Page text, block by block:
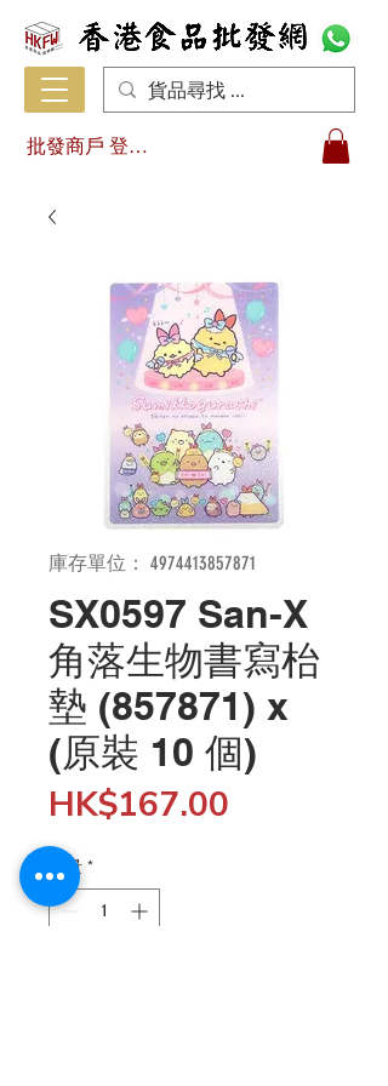
批發商戶 登入/註冊
庫存單位： 4974413857871
SX0597 San-X
角落生物書寫枱
墊 (857871) x
(原裝 10 個)
HK$167.00
數量 *